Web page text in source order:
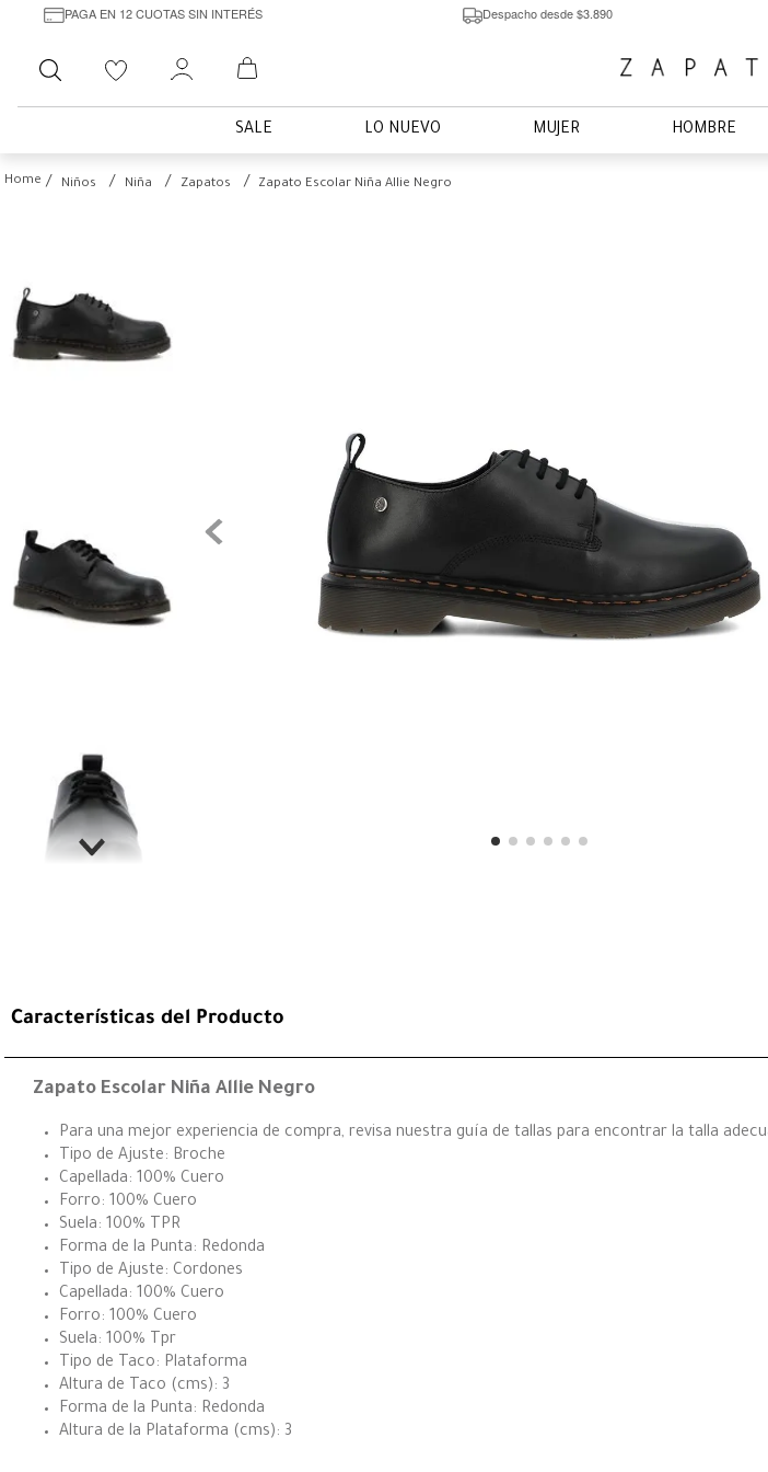
PAGA EN 12 CUOTAS SIN INTERÉS Despacho desde $3.890
Buscar
SALE LO NUEVO MUJER HOMBRE
Niños Niña Zapatos Zapato Escolar Niña Allie Negro
Características del Producto
Zapato Escolar Niña Allie Negro
Para una mejor experiencia de compra, revisa nuestra guía de tallas para encontrar la talla
Tipo de Ajuste: Broche
Capellada: 100% Cuero
Forro: 100% Cuero
Suela: 100% TPR
Forma de la Punta: Redonda
Tipo de Ajuste: Cordones
Capellada: 100% Cuero
Forro: 100% Cuero
Suela: 100% Tpr
Tipo de Taco: Plataforma
Altura de Taco (cms): 3
Forma de la Punta: Redonda
Altura de la Plataforma (cms): 3